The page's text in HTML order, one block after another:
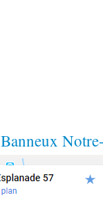
Banneux